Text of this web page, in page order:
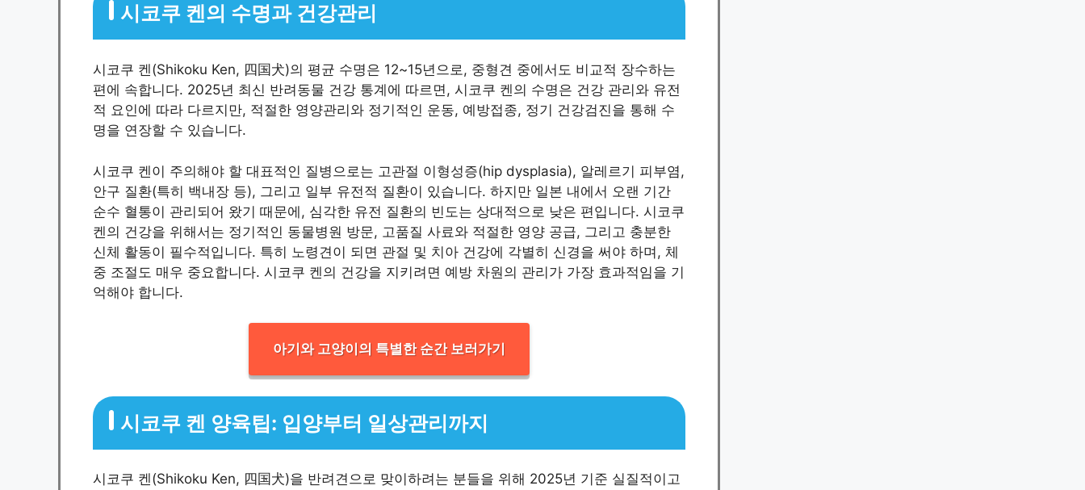
시코쿠 켄의 수명과 건강관리
시코쿠 켄(Shikoku Ken, 四国犬)의 평균 수명은 12~15년으로, 중형견 중에서도 비교적 장수하는
편에 속합니다. 2025년 최신 반려동물 건강 통계에 따르면, 시코쿠 켄의 수명은 건강 관리와 유전
적 요인에 따라 다르지만, 적절한 영양관리와 정기적인 운동, 예방접종, 정기 건강검진을 통해 수
명을 연장할 수 있습니다.
시코쿠 켄이 주의해야 할 대표적인 질병으로는 고관절 이형성증(hip dysplasia), 알레르기 피부염,
안구 질환(특히 백내장 등), 그리고 일부 유전적 질환이 있습니다. 하지만 일본 내에서 오랜 기간
순수 혈통이 관리되어 왔기 때문에, 심각한 유전 질환의 빈도는 상대적으로 낮은 편입니다. 시코쿠
켄의 건강을 위해서는 정기적인 동물병원 방문, 고품질 사료와 적절한 영양 공급, 그리고 충분한
신체 활동이 필수적입니다. 특히 노령견이 되면 관절 및 치아 건강에 각별히 신경을 써야 하며, 체
중 조절도 매우 중요합니다. 시코쿠 켄의 건강을 지키려면 예방 차원의 관리가 가장 효과적임을 기
억해야 합니다.
아기와 고양이의 특별한 순간 보러가기
시코쿠 켄 양육팁: 입양부터 일상관리까지
시코쿠 켄(Shikoku Ken, 四国犬)을 반려견으로 맞이하려는 분들을 위해 2025년 기준 실질적이고